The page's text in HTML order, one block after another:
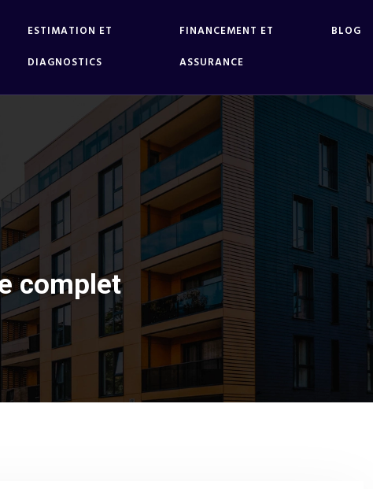
ESTIMATION ET
DIAGNOSTICS
FINANCEMENT ET
ASSURANCE
BLOG
complet